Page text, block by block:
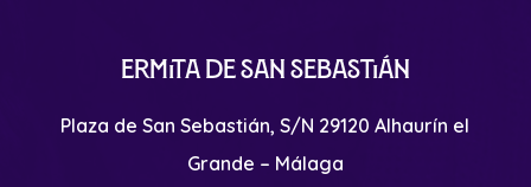
Ermita de San Sebastián
Plaza de San Sebastián, S/N 29120 Alhaurín el
Grande – Málaga